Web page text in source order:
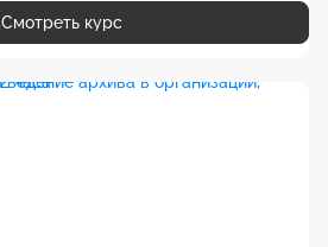
Смотреть курс